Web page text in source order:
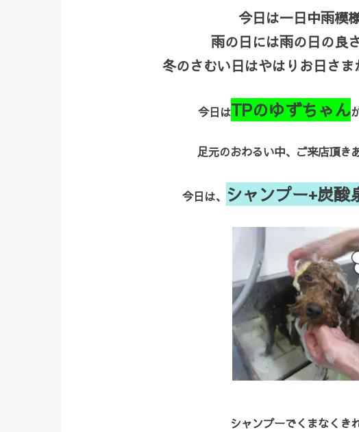
今日は一日中雨模
雨の日には雨の日の良
冬のさむい日はやはりお日さ
今日はTPのゆずちゃん
足元のおわるい中、ご来店頂
今日は、 シャンプー+炭酸
シャンプーでくまなくき